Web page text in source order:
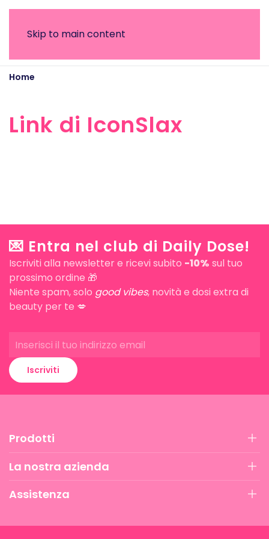
Skip to main content
Home
Link di IconSlax
💌 Entra nel club di Daily Dose!
Iscriviti alla newsletter e ricevi subito -10% sul tuo
prossimo ordine 🎁
Niente spam, solo good vibes, novità e dosi extra di
beauty per te 💋
Iscriviti
Prodotti
La nostra azienda
Assistenza